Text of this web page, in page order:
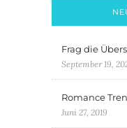
Frag die
September 19,
Romance
Juni 27, 2019